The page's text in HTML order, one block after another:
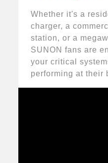
Whether it's a
charger, a
station, or a
SUNON fans are
your critical
performing at their
Inverters &
SUNON’s IP-rated
inverters, energy
charge controllers
cool, efficient, and
in extreme heat...
流および放熱
ン
Green EC 軸流ファ
シリーズには、大風
ジェント制御という
HVACR、産業、エ
機器の換気に必要
圧設計とインテリジ
Hour 60を応
SUNONは毎年3月
える国・地域と世界
行われている1時間
Hour（アース・ア
でこの自発的な脱炭
の環境イベントに対
単相および二相液冷
ーマンス コンピュ
ロニクス、ロボテ
ョンをどのように変
ださい...